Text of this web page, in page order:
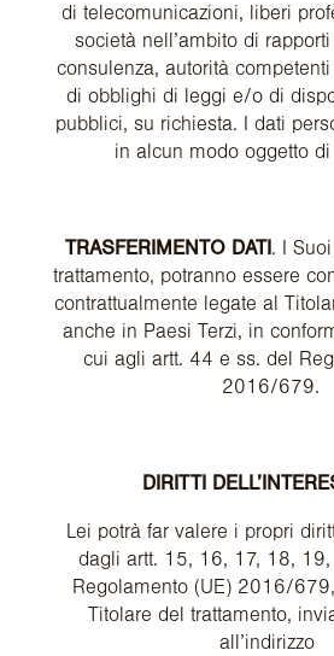
di telecomunicazioni, liberi
società nell’ambito di
consulenza, autorità
di obblighi di leggi e/o di
pubblici, su richiesta. I dati
in alcun modo oggetto
TRASFERIMENTO DATI. I
trattamento, potranno essere
contrattualmente legate al
anche in Paesi Terzi, in
cui agli artt. 44 e ss. del
2016/679.
DIRITTI
Lei potrà far valere i propri
dagli artt. 15, 16, 17, 18,
Regolamento (UE) 2016/
Titolare del trattamento,
all’indirizzo